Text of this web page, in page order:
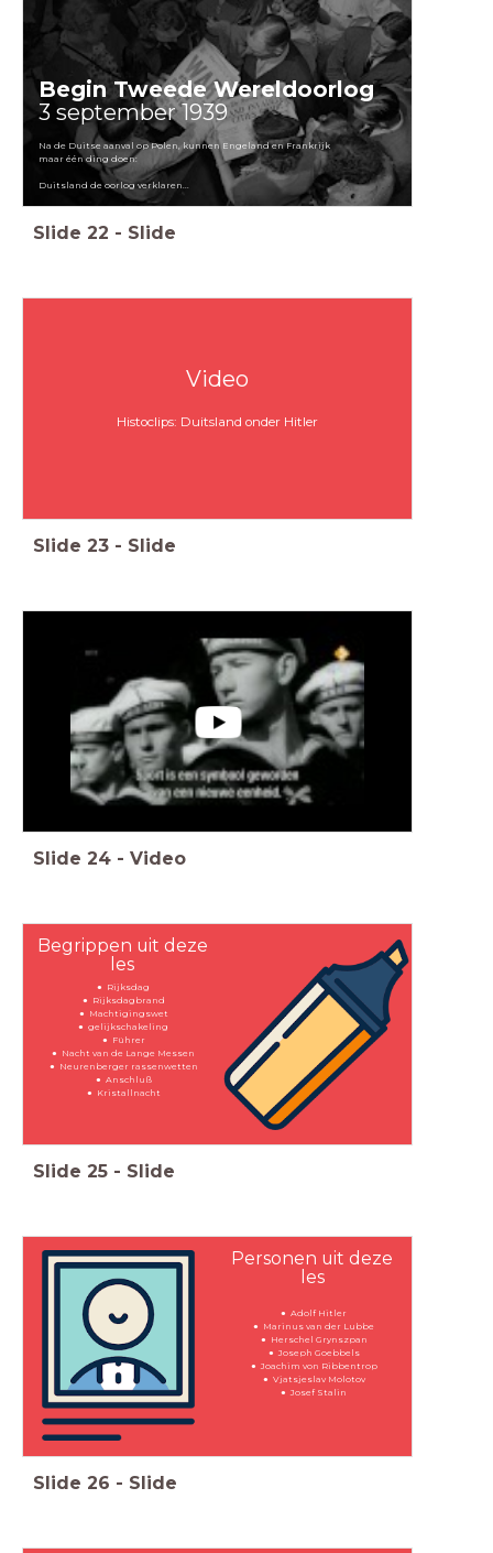
Begin Tweede Wereldoorlog
3 september 1939
Na de Duitse aanval op Polen, kunnen Engeland en Frankrijk
maar één ding doen:
Duitsland de oorlog verklaren...
Slide 22 - Slide
Video
Histoclips: Duitsland onder Hitler
Slide 23 - Slide
Slide 24 - Video
Begrippen uit deze
les
Rijksdag
Rijksdagbrand
Machtigingswet
gelijkschakeling
Führer
Nacht van de Lange Messen
Neurenberger rassenwetten
Anschluß
Kristallnacht
Slide 25 - Slide
Personen uit deze
les
Adolf Hitler
Marinus van der Lubbe
Herschel Grynszpan
Joseph Goebbels
Joachim von Ribbentrop
Vjatsjeslav Molotov
Josef Stalin
Slide 26 - Slide